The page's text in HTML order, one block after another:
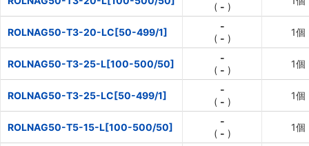
( - )
ROLNAG50-T3-20-LC[50-499/1]
-
( - )
1個
ROLNAG50-T3-25-L[100-500/50]
-
( - )
1個
ROLNAG50-T3-25-LC[50-499/1]
-
( - )
1個
ROLNAG50-T5-15-L[100-500/50]
-
( - )
1個